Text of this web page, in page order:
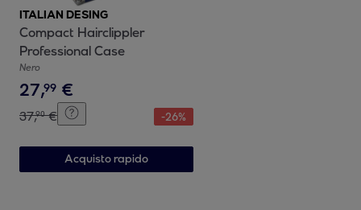
ITALIAN DESING
Compact Hairclippler
Professional Case
Nero
27,99 €
37,90 € -26%
Acquisto rapido